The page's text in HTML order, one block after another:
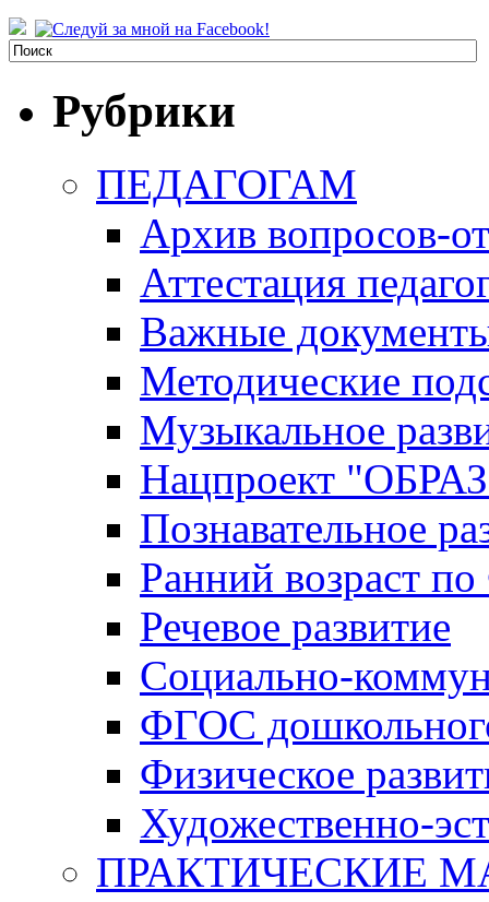
Рубрики
ПЕДАГОГАМ
Архив вопросов-
Аттестация
Важные
Методические
Музыкальное
Нацпроект
Познавательное
Ранний возраст
Речевое развитие
Социально-
ФГОС
Физическое
Художественно-
ПРАКТИЧЕСКИЕ